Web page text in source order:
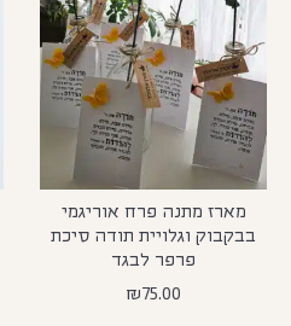
מארז מתנה פרח אוריגמי
בבקבוק וגלויית תודה סיכת
פרפר לבגד
₪75.00